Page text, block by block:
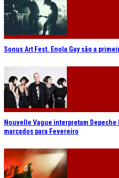
Sonus Art Fest. Enola Gay são a
Nouvelle Vague interpretam
marcados para Fevereiro